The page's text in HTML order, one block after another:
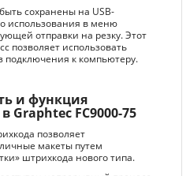
сохранены на USB-
использования в меню
отправки на резку. Этот
позволяет использовать
подключения к компьютеру.
и функция
Graphtec FC9000-75
позволяет
макеты путем
штрихкода нового типа.